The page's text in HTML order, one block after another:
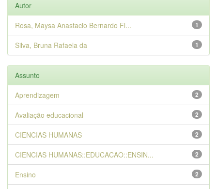
Autor
1
Rosa, Maysa Anastacio Bernardo Fl...
1
Silva, Bruna Rafaela da
Assunto
2
Aprendizagem
2
Avaliação educacional
2
CIENCIAS HUMANAS
2
CIENCIAS HUMANAS::EDUCACAO::ENSIN...
2
Ensino